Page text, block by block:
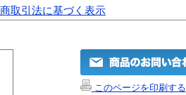
取引法に基づく表示
このページを印刷する